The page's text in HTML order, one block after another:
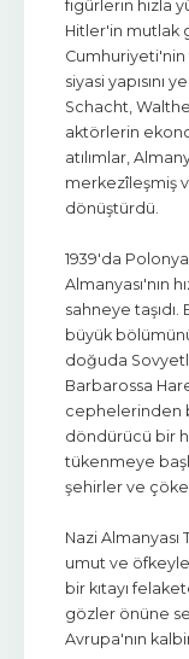
figürlerin hızla
Hitler'in mutlak
Cumhuriyeti'nin
siyasi yapısını
Schacht,
aktörlerin
atılımlar,
merkezîleşmiş
dönüştürdü.
1939'da
Almanyası'nın
sahneye
büyük
doğuda
Barbarossa
cephelerinden
döndürücü bir
tükenmeye
şehirler ve
Nazi Almanyası
umut ve
bir kıtayı
gözler önüne
Avrupa'nın